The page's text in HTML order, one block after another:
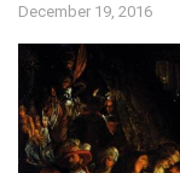
December 19, 2016